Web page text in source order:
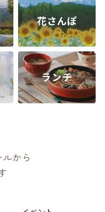
から